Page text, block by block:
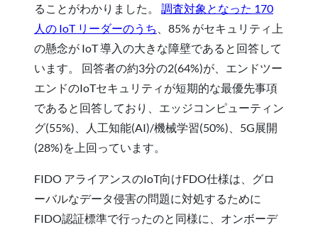
ることがわかりました。 調査対象となった 170
人の IoT リーダーのうち
、85% がセキュリティ上
の懸念が IoT 導入の大きな障壁であると回答して
います。 回答者の約3分の2(64%)が、エンドツー
エンドのIoTセキュリティが短期的な最優先事項
であると回答しており、エッジコンピューティン
グ(55%)、人工知能(AI)/機械学習(50%)、5G展開
(28%)を上回っています。
FIDO アライアンスのIoT向けFDO仕様は、グロ
ーバルなデータ侵害の問題に対処するために
FIDO認証標準で行ったのと同様に、オンボーデ